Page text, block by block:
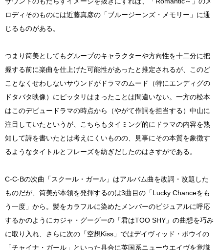
ロディそのものには近藤真彦の「ブルージーンズ・メモリー」に通
じるものがある。
つまり筒美としてもグループのキャラクターや方向性を十二分に把
握する前に楽曲を仕上げた可能性があったと推定されるが、このど
ことなくせわしないサウンドがドラマのムード（特にエンディグの
ドタバタ映像）にピッタリはまったことは間違いない。一方の松本
はこのデビュードラマの時点から（やがて作詞を担当する）中山に
注目していたというが、こちらもタイミング的にドラマの内容を熟
知して詩を書いたとは考えにくいものの、見事にその本質を象徴す
るようなタイトルとフレーズを紡ぎだしたのはさすがである。
C-C-Bの次曲「スクール・ガール」はアルバム曲を改詞・改題した
ものだが、筒美が本領を発揮するのは3曲目の「Lucky Chanceをも
う一度」から。髪をカラフルに染めたメンバーのビジュアルに呼応
するかのようにカジャ・グーグーの「君はTOO SHY」の曲想を巧み
に取り入れ、さらに次の「空想Kiss」ではデイヴィッド・ボウイの
「チャイナ・ガール」といった具合に英国系ニューウエイヴを意識